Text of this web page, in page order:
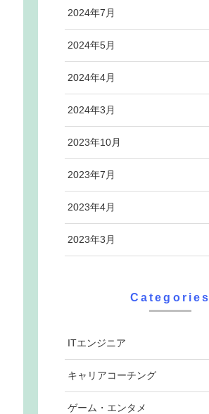
2024年7月
2024年5月
2024年4月
2024年3月
2023年10月
2023年7月
2023年4月
2023年3月
Categories
ITエンジニア
キャリアコーチング
ゲーム・エンタメ